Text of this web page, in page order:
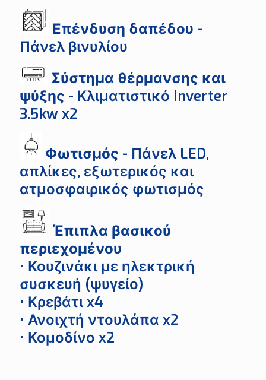
Επένδυση δαπέδου -
Πάνελ βινυλίου
Σύστημα θέρμανσης και
ψύξης - Κλιματιστικό Inverter
3.5kw x2
Φωτισμός - Πάνελ LED,
απλίκες, εξωτερικός και
ατμοσφαιρικός φωτισμός
Έπιπλα βασικού
περιεχομένου
• Κουζινάκι με ηλεκτρική
συσκευή (ψυγείο)
• Κρεβάτι x4
• Ανοιχτή ντουλάπα x2
• Κομοδίνο x2